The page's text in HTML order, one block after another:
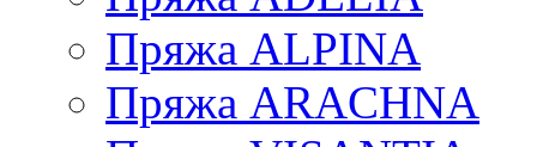
Пряжа ALPINA
Пряжа ARACHNA